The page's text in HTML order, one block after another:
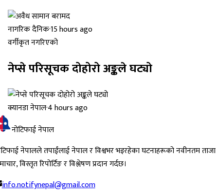
नागरिक दैनिक·15 hours ago
वर्गीकृत नगरिएको
नेप्से परिसूचक दोहोरो अङ्कले घट्यो
क्यानडा नेपाल·4 hours ago
नोटिफाई नेपाल
नेपालले तपाईंलाई नेपाल र विश्वभर भइरहेका घटनाहरूको नवीनतम ताजा
विस्तृत रिपोर्टिङ र विश्लेषण प्रदान गर्दछ।
info.notifynepal@gmail.com